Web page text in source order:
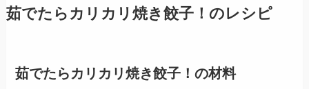
茹でたらカリカリ焼き餃子！のレシピ
茹でたらカリカリ焼き餃子！の材料